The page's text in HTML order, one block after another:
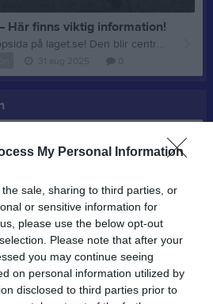
My Personal Information
sale, sharing to third parties, or
or sensitive information for
please use the below opt-out
Please note that after your
you may continue seeing
on personal information utilized by
disclosed to third parties prior to
Här finns viktig information!
Välkommen till er nya gruppsida på laget.se! Den blir central i all kommunikation mellan aktiva, ledare, föräldrar och andra intresserade. För att komma igång direkt med en bra kommunikation i och omkring gruppen finns ett antal viktiga punkter för sidans administratör: • Logga in och lägga till alla aktiva och ledare under Medlemmar. • Fylla på kalendern med alla inplanerade aktiviteter. Matcher läggs till via Serier medan träningar och andra aktiviteter läggs till via Aktiviteter. • Skriv nyheter löpande och berätta om verksamheten. I takt med att nya nyheter läggs till kommer den här nyhetstexten att försvinna. Om någon i gruppen har frågor om laget.se är man alltid välkommen att kontakta vår support på support@laget.se eller 019-15 44 00. Varmt välkomna till laget.se!